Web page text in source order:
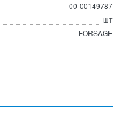
00-00149787
шт
FORSAGE